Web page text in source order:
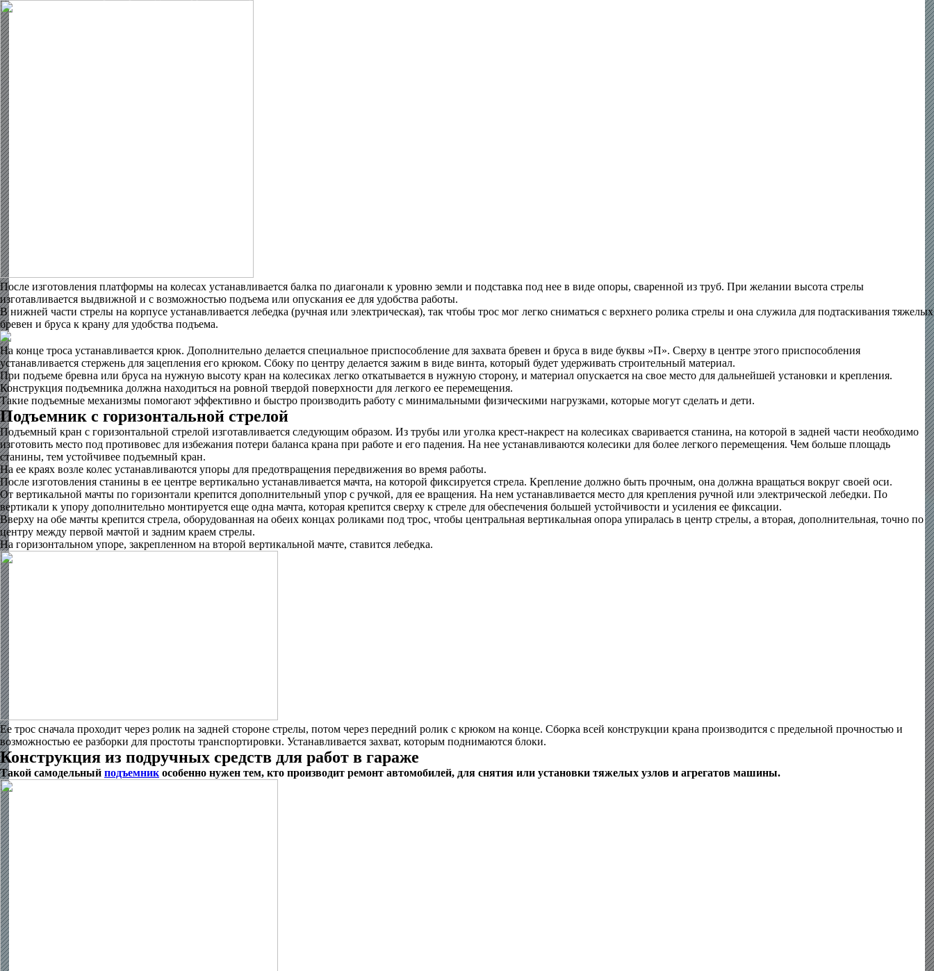
После изготовления платформы на колесах устанавливается балка по диагонали к уровню земли и подставка под нее в виде опоры, сваренной из труб. При желании высота стрелы
изготавливается выдвижной и с возможностью подъема или опускания ее для удобства работы.
В нижней части стрелы на корпусе устанавливается лебедка (ручная или электрическая), так чтобы трос мог легко сниматься с верхнего ролика стрелы и она служила для подтаскивания тяжелых
бревен и бруса к крану для удобства подъема.
На конце троса устанавливается крюк. Дополнительно делается специальное приспособление для захвата бревен и бруса в виде буквы »П». Сверху в центре этого приспособления
устанавливается стержень для зацепления его крюком. Сбоку по центру делается зажим в виде винта, который будет удерживать строительный материал.
При подъеме бревна или бруса на нужную высоту кран на колесиках легко откатывается в нужную сторону, и материал опускается на свое место для дальнейшей установки и крепления.
Конструкция подъемника должна находиться на ровной твердой поверхности для легкого ее перемещения.
Такие подъемные механизмы помогают эффективно и быстро производить работу с минимальными физическими нагрузками, которые могут сделать и дети.
Подъемник с горизонтальной стрелой
Подъемный кран с горизонтальной стрелой изготавливается следующим образом. Из трубы или уголка крест-накрест на колесиках сваривается станина, на которой в задней части необходимо
изготовить место под противовес для избежания потери баланса крана при работе и его падения. На нее устанавливаются колесики для более легкого перемещения. Чем больше площадь
станины, тем устойчивее подъемный кран.
На ее краях возле колес устанавливаются упоры для предотвращения передвижения во время работы.
После изготовления станины в ее центре вертикально устанавливается мачта, на которой фиксируется стрела. Крепление должно быть прочным, она должна вращаться вокруг своей оси.
От вертикальной мачты по горизонтали крепится дополнительный упор с ручкой, для ее вращения. На нем устанавливается место для крепления ручной или электрической лебедки. По
вертикали к упору дополнительно монтируется еще одна мачта, которая крепится сверху к стреле для обеспечения большей устойчивости и усиления ее фиксации.
Вверху на обе мачты крепится стрела, оборудованная на обеих концах роликами под трос, чтобы центральная вертикальная опора упиралась в центр стрелы, а вторая, дополнительная, точно по
центру между первой мачтой и задним краем стрелы.
На горизонтальном упоре, закрепленном на второй вертикальной мачте, ставится лебедка.
Ее трос сначала проходит через ролик на задней стороне стрелы, потом через передний ролик с крюком на конце. Сборка всей конструкции крана производится с предельной прочностью и
возможностью ее разборки для простоты транспортировки. Устанавливается захват, которым поднимаются блоки.
Конструкция из подручных средств для работ в гараже
Такой самодельный подъемник особенно нужен тем, кто производит ремонт автомобилей, для снятия или установки тяжелых узлов и агрегатов машины.